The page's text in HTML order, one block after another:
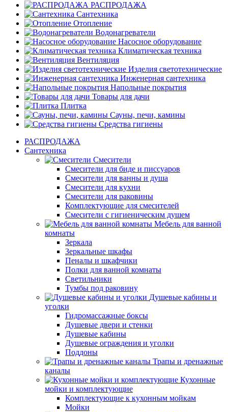
РАСПРОДАЖА
Сантехника
Отопление
Водонагреватели
Насосное оборудование
Климатическая техника
Вентиляция
Изделия светотехнические
Инженерная сантехника
Напольные покрытия
Товары для дачи
Плитка
Сауны, печи, камины
Средства гигиены
РАСПРОДАЖА
Сантехника
Смесители
Смесители для биде и писсуаров
Смесители для ванны и душа
Смесители для кухни
Смесители для раковины
Комплектующие для смесителей
Смесители с гигиеническим душем
Мебель для ванной
комнаты
Зеркала
Зеркальные шкафы
Пеналы и шкафчики
Полки для ванной комнаты
Светильники
Тумбы под раковину
Душевые кабины и
уголки
Гидромассажные боксы
Душевые двери и стенки
Душевые кабины
Душевые ограждения и уголки
Поддоны
Трапы и дренажные
каналы
Кухонные
мойки и комплектующие
Комплектующие к кухонным мойкам
Мойки